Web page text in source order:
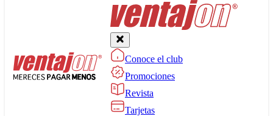
Conoce el club
Promociones
Revista
Tarjetas